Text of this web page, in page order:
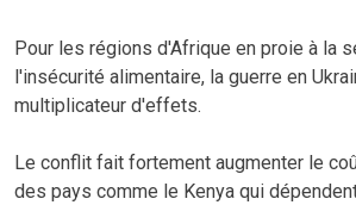
Pour les régions d'Afrique en proie à la
l'insécurité alimentaire, la guerre en
multiplicateur d'effets.
Le conflit fait fortement augmenter le
des pays comme le Kenya qui